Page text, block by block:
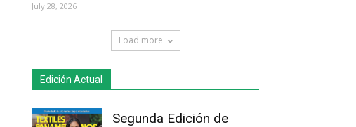
July 28, 2026
Load more
Edición Actual
Segunda Edición de